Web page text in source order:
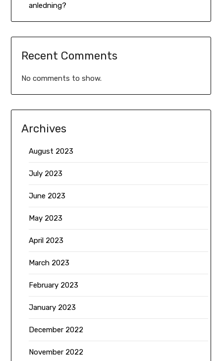
anledning?
Recent Comments
No comments to show.
Archives
August 2023
July 2023
June 2023
May 2023
April 2023
March 2023
February 2023
January 2023
December 2022
November 2022